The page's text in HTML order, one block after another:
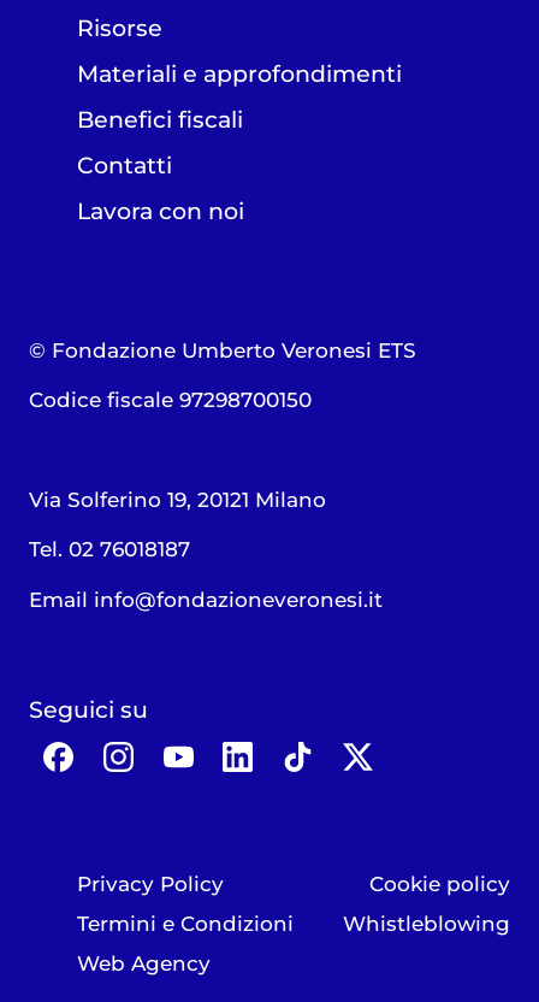
Risorse
Materiali e approfondimenti
Benefici fiscali
Contatti
Lavora con noi
© Fondazione Umberto Veronesi ETS
Codice fiscale 97298700150
Via Solferino 19, 20121 Milano
Tel. 02 76018187
Email info@fondazioneveronesi.it
Seguici su
Privacy Policy
Cookie policy
Termini e Condizioni
Whistleblowing
Web Agency